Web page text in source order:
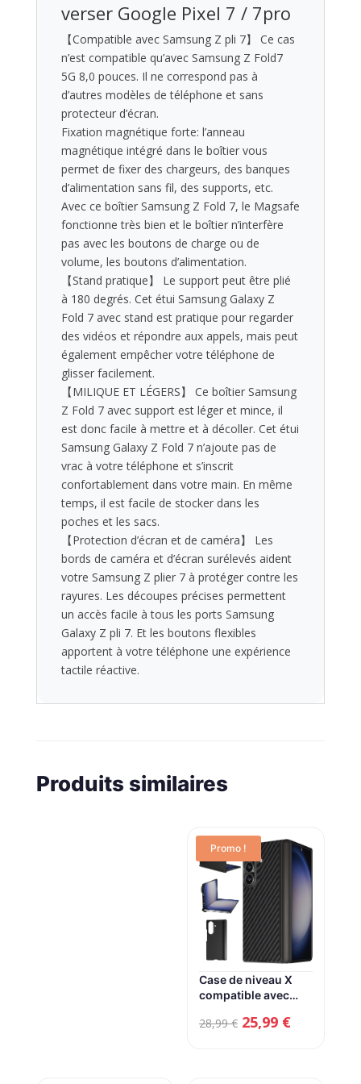
verser Google Pixel 7 / 7pro
【Compatible avec Samsung Z pli 7】 Ce cas
n’est compatible qu’avec Samsung Z Fold7
5G 8,0 pouces. Il ne correspond pas à
d’autres modèles de téléphone et sans
protecteur d’écran.
Fixation magnétique forte: l’anneau
magnétique intégré dans le boîtier vous
permet de fixer des chargeurs, des banques
d’alimentation sans fil, des supports, etc.
Avec ce boîtier Samsung Z Fold 7, le Magsafe
fonctionne très bien et le boîtier n’interfère
pas avec les boutons de charge ou de
volume, les boutons d’alimentation.
【Stand pratique】 Le support peut être plié
à 180 degrés. Cet étui Samsung Galaxy Z
Fold 7 avec stand est pratique pour regarder
des vidéos et répondre aux appels, mais peut
également empêcher votre téléphone de
glisser facilement.
【MILIQUE ET LÉGERS】 Ce boîtier Samsung
Z Fold 7 avec support est léger et mince, il
est donc facile à mettre et à décoller. Cet étui
Samsung Galaxy Z Fold 7 n’ajoute pas de
vrac à votre téléphone et s’inscrit
confortablement dans votre main. En même
temps, il est facile de stocker dans les
poches et les sacs.
【Protection d’écran et de caméra】 Les
bords de caméra et d’écran surélevés aident
votre Samsung Z plier 7 à protéger contre les
rayures. Les découpes précises permettent
un accès facile à tous les ports Samsung
Galaxy Z pli 7. Et les boutons flexibles
apportent à votre téléphone une expérience
tactile réactive.
Produits similaires
Promo !
Case de niveau X
compatible avec
Fold 7, 0,35 mm Ultra
28,99€ Le
25,99 €Le